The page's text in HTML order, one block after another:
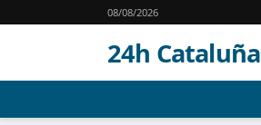
08/08/2026
24h Cataluña